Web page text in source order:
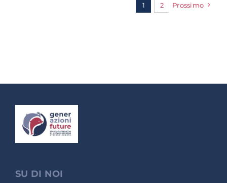
1 2 Prossimo
SU DI NOI